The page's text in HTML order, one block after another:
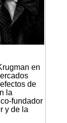
en
de
la
fundador
y de la